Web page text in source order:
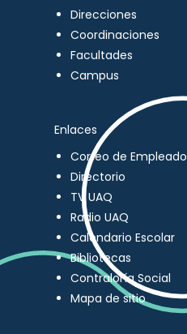
Direcciones
Coordinaciones
Facultades
Campus
Enlaces
Correo de
Directorio
TV UAQ
Radio UAQ
Calendario Escolar
Bibliotecas
Contraloría Social
Mapa de sitio